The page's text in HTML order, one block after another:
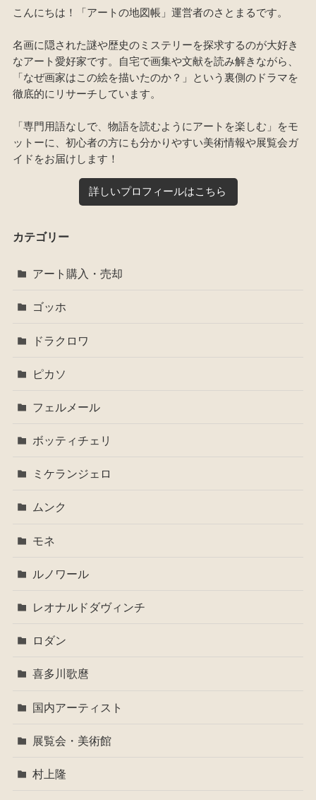
こんにちは！「アートの地図帳」運営者のさとまるです。
名画に隠された謎や歴史のミステリーを探求するのが大好き
なアート愛好家です。自宅で画集や文献を読み解きながら、
「なぜ画家はこの絵を描いたのか？」という裏側のドラマを
徹底的にリサーチしています。
「専門用語なしで、物語を読むようにアートを楽しむ」をモ
ットーに、初心者の方にも分かりやすい美術情報や展覧会ガ
イドをお届けします！
詳しいプロフィールはこちら
カテゴリー
アート購入・売却
ゴッホ
ドラクロワ
ピカソ
フェルメール
ボッティチェリ
ミケランジェロ
ムンク
モネ
ルノワール
レオナルドダヴィンチ
ロダン
喜多川歌麿
国内アーティスト
展覧会・美術館
村上隆